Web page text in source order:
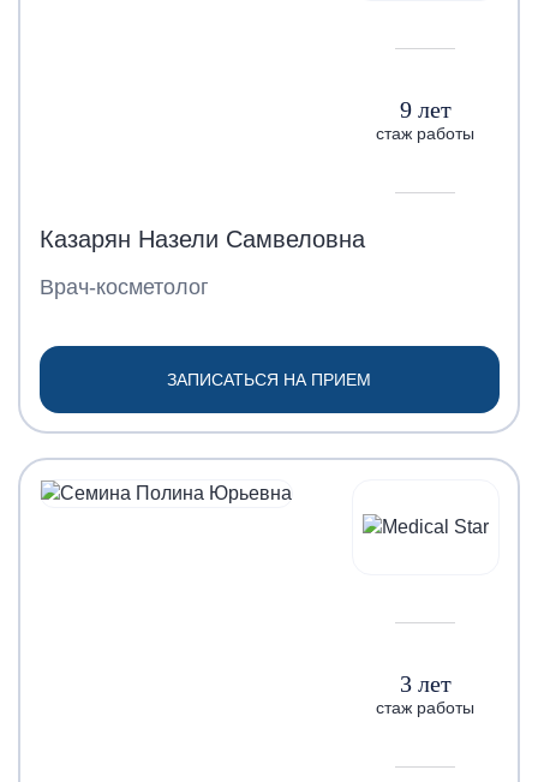
9 лет
стаж работы
Казарян Назели Самвеловна
Врач-косметолог
ЗАПИСАТЬСЯ НА ПРИЕМ
3 лет
стаж работы